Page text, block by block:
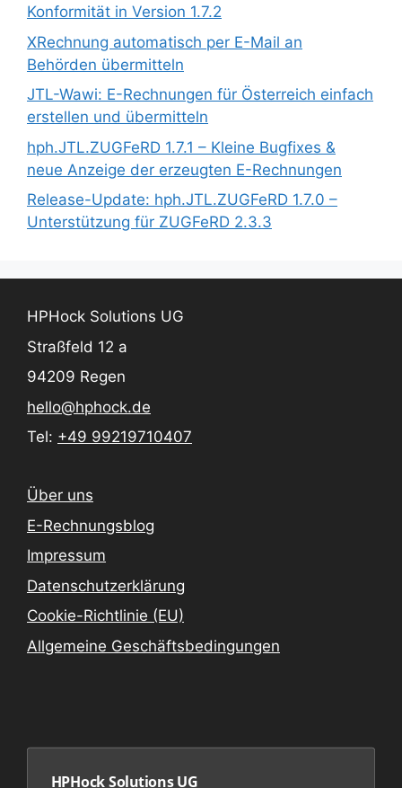
Konformität in Version 1.7.2
XRechnung automatisch per E-Mail an
Behörden übermitteln
JTL-Wawi: E-Rechnungen für Österreich einfach
erstellen und übermitteln
hph.JTL.ZUGFeRD 1.7.1 – Kleine Bugfixes &
neue Anzeige der erzeugten E-Rechnungen
Release-Update: hph.JTL.ZUGFeRD 1.7.0 –
Unterstützung für ZUGFeRD 2.3.3
HPHock Solutions UG
Straßfeld 12 a
94209 Regen
hello@hphock.de
Tel: +49 99219710407
Über uns
E-Rechnungsblog
Impressum
Datenschutzerklärung
Cookie-Richtlinie (EU)
Allgemeine Geschäftsbedingungen
HPHock Solutions UG